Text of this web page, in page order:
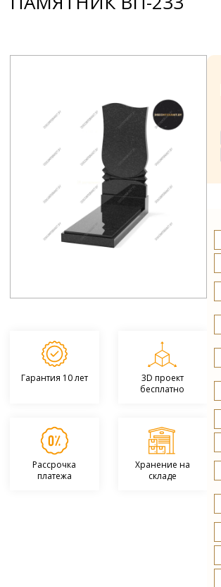
Гарантия 10 лет
3D проект
бесплатно
Рассрочка
платежа
Хранение на
складе